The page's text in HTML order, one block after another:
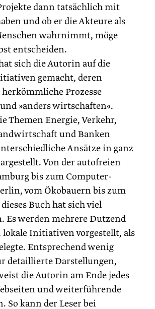
dann tatsächlich mit
und ob er die Akteure als
wahrnimmt, möge
entscheiden.
sich die Autorin auf die
gemacht, deren
Prozesse
»anders wirtschaften«.
Themen Energie, Verkehr,
und Banken
Ansätze in ganz
Von der autofreien
bis zum Computer-
vom Öko­bauern bis zum
Buch hat sich viel
Es werden mehrere Dutzend
lokale Initiativen vorgestellt, als
Entsprechend wenig
detaillierte Darstellungen,
die Autorin am Ende jedes
und weiterführende
So kann der Leser bei